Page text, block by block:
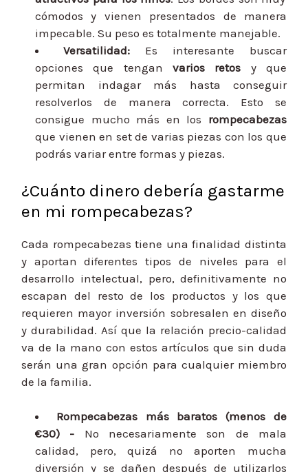
cómodos y vienen presentados de manera
impecable. Su peso es totalmente manejable.
Versatilidad: Es interesante buscar
opciones que tengan varios retos y que
permitan indagar más hasta conseguir
resolverlos de manera correcta. Esto se
consigue mucho más en los rompecabezas
que vienen en set de varias piezas con los que
podrás variar entre formas y piezas.
¿Cuánto dinero debería gastarme
en mi rompecabezas?
Cada rompecabezas tiene una finalidad distinta
y aportan diferentes tipos de niveles para el
desarrollo intelectual, pero, definitivamente no
escapan del resto de los productos y los que
requieren mayor inversión sobresalen en diseño
y durabilidad. Así que la relación precio-calidad
va de la mano con estos artículos que sin duda
serán una gran opción para cualquier miembro
de la familia.
Rompecabezas más baratos (menos de
€30) - No necesariamente son de mala
calidad, pero, quizá no aporten mucha
diversión y se dañen después de utilizarlos